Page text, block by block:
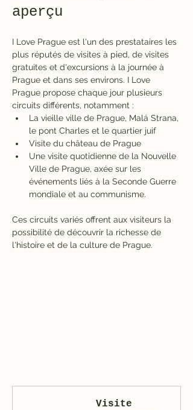
aperçu
I Love Prague est l'un des prestataires les
plus réputés de visites à pied, de visites
gratuites et d'excursions à la journée à
Prague et dans ses environs. I Love
Prague propose chaque jour plusieurs
circuits différents, notamment :
La vieille ville de Prague, Malá Strana,
le pont Charles et le quartier juif
Visite du château de Prague
Une visite quotidienne de la Nouvelle
Ville de Prague, axée sur les
événements liés à la Seconde Guerre
mondiale et au communisme.
Ces circuits variés offrent aux visiteurs la
possibilité de découvrir la richesse de
l'histoire et de la culture de Prague.
Visite